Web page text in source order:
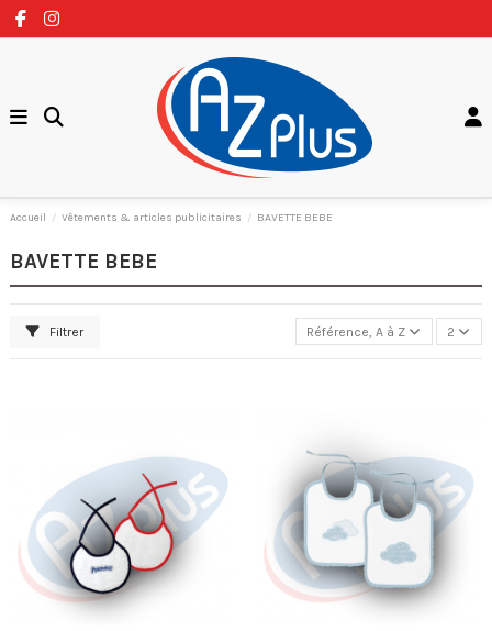
Accueil Vêtements & articles publicitaires BAVETTE BEBE
BAVETTE BEBE
Filtrer Référence, A à Z 2